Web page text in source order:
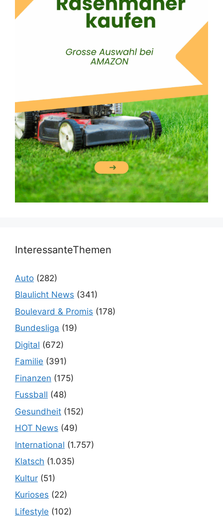
InteressanteThemen
Auto (282)
Blaulicht News (341)
Boulevard & Promis (178)
Bundesliga (19)
Digital (672)
Familie (391)
Finanzen (175)
Fussball (48)
Gesundheit (152)
HOT News (49)
International (1.757)
Klatsch (1.035)
Kultur (51)
Kurioses (22)
Lifestyle (102)